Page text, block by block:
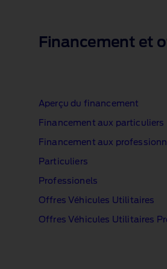
Financement et
Aperçu du financement
Financement aux particuliers
Financement aux
Particuliers
Professionels
Offres Véhicules Utilitaires
Offres Véhicules Utilitaires